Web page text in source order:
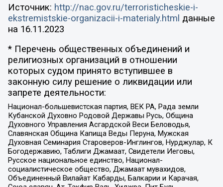
Источник: http://nac.gov.ru/terroristicheskie-i-
ekstremistskie-organizacii-i-materialy.html данные
на 16.11.2023
* Перечень общественных объединений и
религиозных организаций в отношении
которых судом принято вступившее в
законную силу решение о ликвидации или
запрете деятельности:
Национал-большевистская партия, ВЕК РА, Рада земли
Кубанской Духовно Родовой Державы Русь, Община
Духовного Управления Асгардской Веси Беловодья,
Славянская Община Капища Веды Перуна, Мужская
Духовная Семинария Староверов-Инглингов, Нурджулар, К
Богодержавию, Таблиги Джамаат, Свидетели Иеговы,
Русское национальное единство, Национал-
социалистическое общество, Джамаат мувахидов,
Объединенный Вилайат Кабарды, Балкарии и Карачая,